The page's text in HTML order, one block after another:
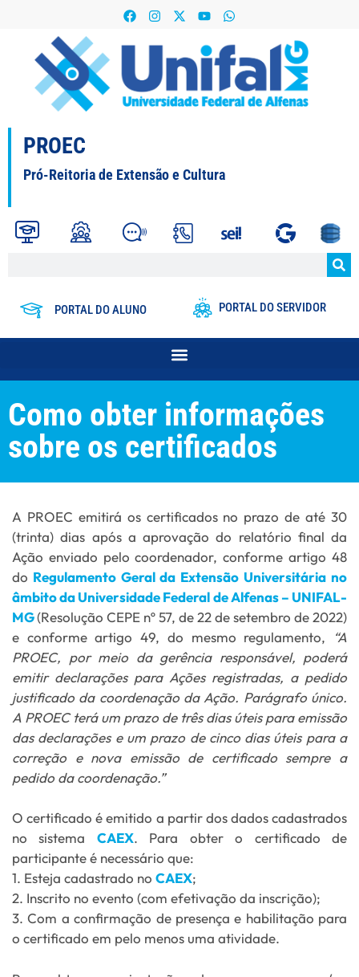
PROEC
Pró-Reitoria de Extensão e Cultura
PORTAL DO ALUNO PORTAL DO SERVIDOR
Como obter informações
sobre os certificados
A PROEC emitirá os certificados no prazo de até 30
(trinta) dias após a aprovação do relatório final da
Ação enviado pelo coordenador, conforme artigo 48
do Regulamento Geral da Extensão Universitária no
âmbito da Universidade Federal de Alfenas – UNIFAL-
MG(Resolução CEPE nº 57, de 22 de setembro de 2022)
e conforme artigo 49, do mesmo regulamento,
“A
PROEC, por meio da gerência responsável, poderá
emitir declarações para Ações registradas, a pedido
justificado da coordenação da Ação. Parágrafo único.
A PROEC terá um prazo de três dias úteis para emissão
das declarações e um prazo de cinco dias úteis para a
correção e nova emissão de certificado sempre a
pedido da coordenação.”
O certificado é emitido a partir dos dados cadastrados
no sistema CAEX. Para obter o certificado de
participante é necessário que:
1. Esteja cadastrado no CAEX;
2. Inscrito no evento (com efetivação da inscrição);
3. Com a confirmação de presença e habilitação para
o certificado em pelo menos uma atividade.